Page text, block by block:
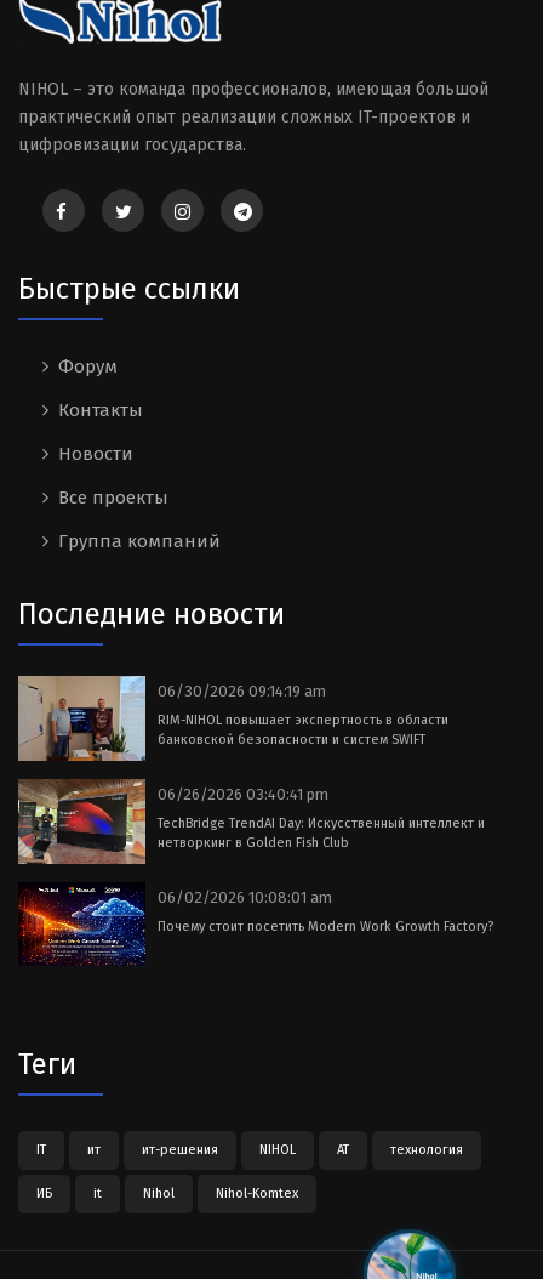
NIHOL – это команда профессионалов, имеющая большой
практический опыт реализации сложных IT-проектов и
цифровизации государства.
Быстрые ссылки
Форум
Контакты
Новости
Все проекты
Группа компаний
Последние новости
06/30/2026 09:14:19 am
RIM-NIHOL повышает экспертность в области
банковской безопасности и систем SWIFT
06/26/2026 03:40:41 pm
TechBridge TrendAI Day: Искусственный интеллект и
нетворкинг в Golden Fish Club
06/02/2026 10:08:01 am
Почему стоит посетить Modern Work Growth Factory?
Теги
IT ит ит-решения NIHOL АТ технология
ИБ it Nihol Nihol-Komtex